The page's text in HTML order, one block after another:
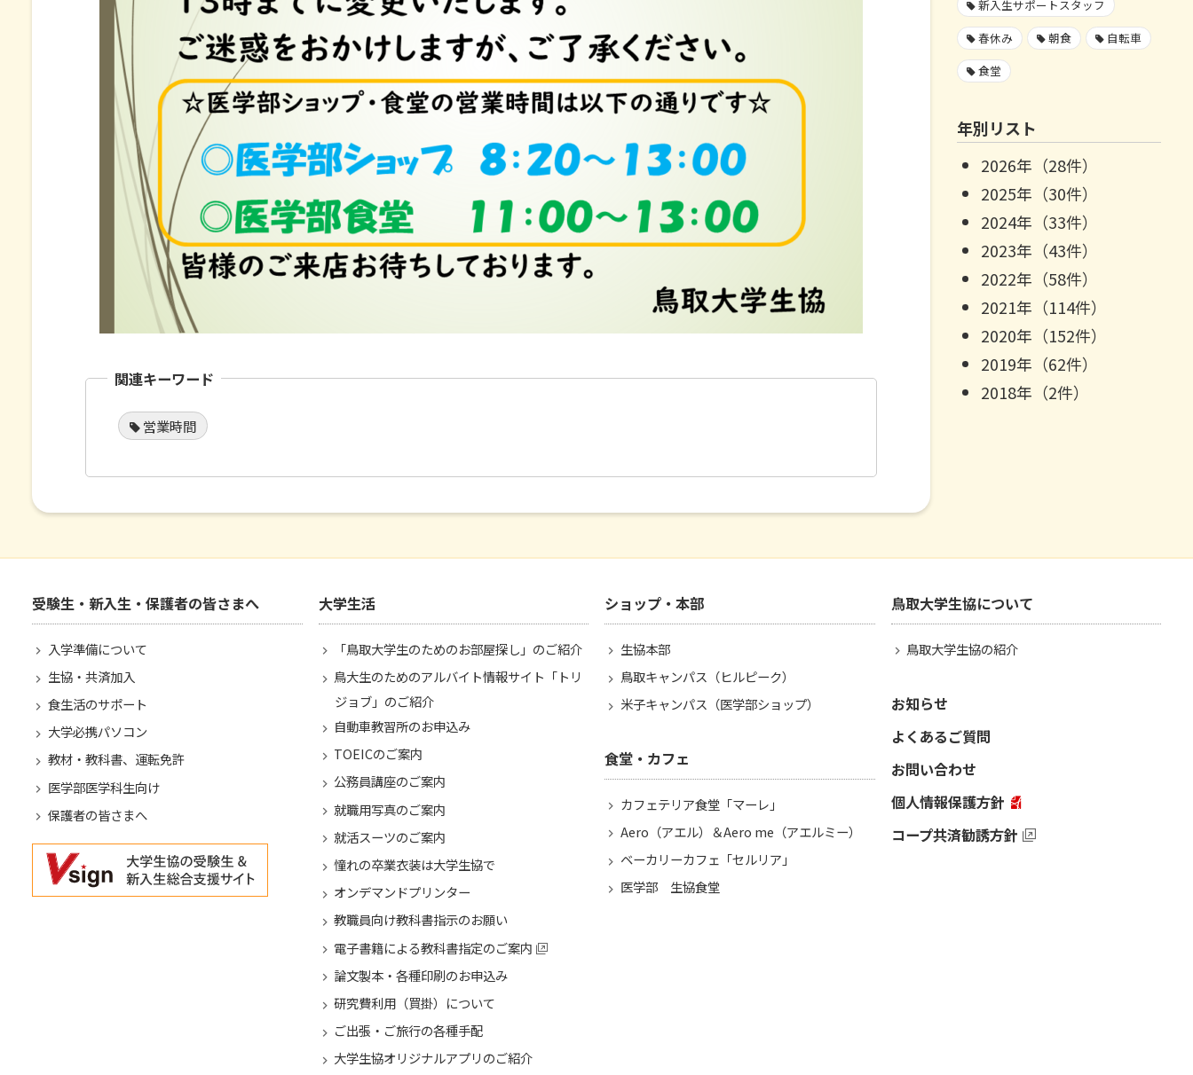
関連キーワード
営業時間
新入生サポートスタッフ
春休み
朝食
自転車
食堂
年別リスト
2026年（28件）
2025年（30件）
2024年（33件）
2023年（43件）
2022年（58件）
2021年（114件）
2020年（152件）
2019年（62件）
2018年（2件）
受験生・新入生・保護者の皆さまへ
入学準備について
生協・共済加入
食生活のサポート
大学必携パソコン
教材・教科書、運転免許
医学部医学科生向け
保護者の皆さまへ
大学生活
「鳥取大学生のためのお部屋探し」のご紹介
鳥大生のためのアルバイト情報サイト「トリ
ジョブ」のご紹介
自動車教習所のお申込み
TOEICのご案内
公務員講座のご案内
就職用写真のご案内
就活スーツのご案内
憧れの卒業衣装は大学生協で
オンデマンドプリンター
教職員向け教科書指示のお願い
電子書籍による教科書指定のご案内
論文製本・各種印刷のお申込み
研究費利用（買掛）について
ご出張・ご旅行の各種手配
大学生協オリジナルアプリのご紹介
ショップ・本部
生協本部
鳥取キャンパス（ヒルピーク）
米子キャンパス（医学部ショップ）
食堂・カフェ
カフェテリア食堂「マーレ」
Aero（アエル）＆Aero me（アエルミー）
ベーカリーカフェ「セルリア」
医学部 生協食堂
鳥取大学生協について
鳥取大学生協の紹介
お知らせ
よくあるご質問
お問い合わせ
個人情報保護方針
コープ共済勧誘方針